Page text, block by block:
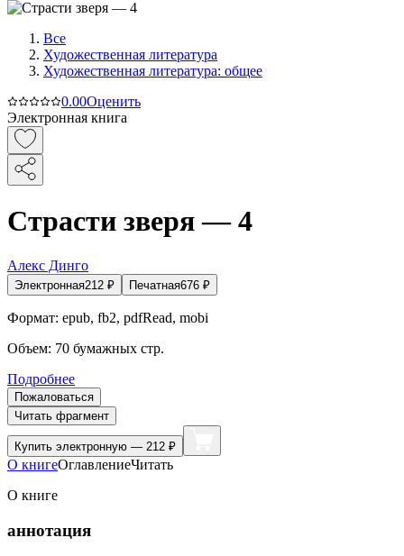
Все
Художественная литература
Художественная литература: общее
0.00Оценить
Электронная книга
Страсти зверя — 4
Алекс Динго
Электронная212 ₽ Печатная676 ₽
Формат: epub, fb2, pdfRead, mobi
Объем: 70 бумажных стр.
Подробнее
Пожаловаться
Читать фрагмент
Купить электронную — 212 ₽
О книгеОглавлениеЧитать
О книге
аннотация